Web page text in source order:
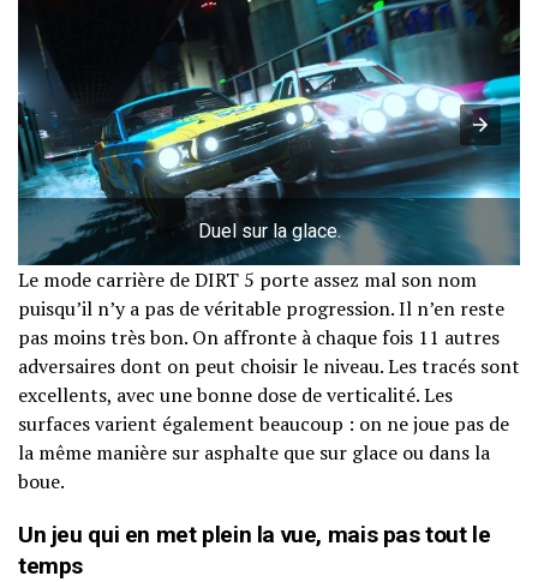
Duel sur la glace.
Le mode carrière de DIRT 5 porte assez mal son nom
puisqu’il n’y a pas de véritable progression. Il n’en reste
pas moins très bon. On affronte à chaque fois 11 autres
adversaires dont on peut choisir le niveau. Les tracés sont
excellents, avec une bonne dose de verticalité. Les
surfaces varient également beaucoup : on ne joue pas de
la même manière sur asphalte que sur glace ou dans la
boue.
Un jeu qui en met plein la vue, mais pas tout le
temps